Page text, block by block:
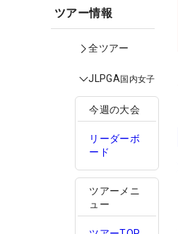
ツアー情報
全ツアー
JLPGA国内女子
今週の大会
リーダーボ
ード
ツアーメニ
ュー